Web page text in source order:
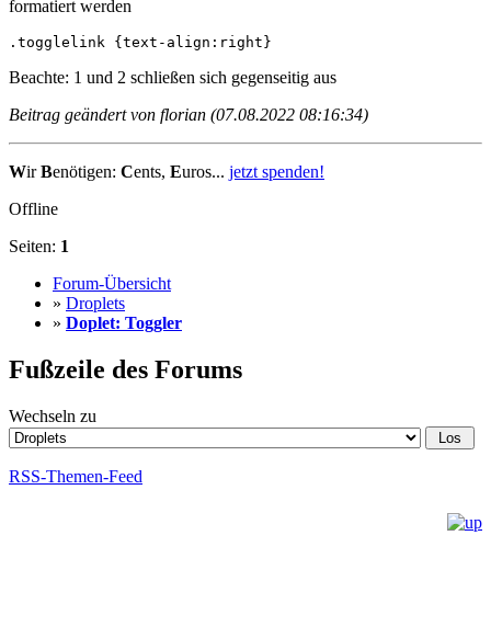
formatiert werden
.togglelink {text-align:right}
Beachte: 1 und 2 schließen sich gegenseitig aus
Beitrag geändert von florian (07.08.2022 08:16:34)
WirBenötigen: Cents, Euros... jetzt spenden!
Offline
Seiten: 1
Forum-Übersicht
» Droplets
» Doplet: Toggler
Fußzeile des Forums
Wechseln zu
RSS-Themen-Feed